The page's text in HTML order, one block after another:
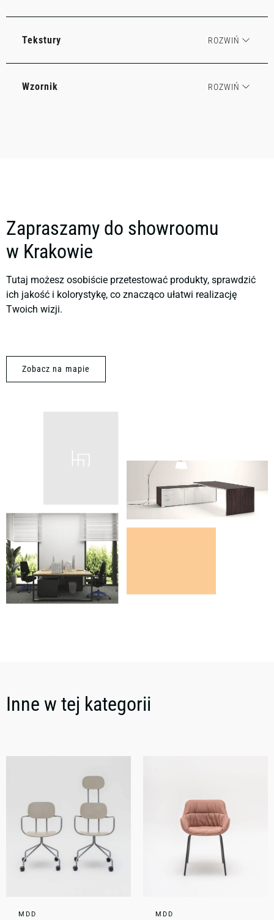
Tekstury
Wzornik
Zapraszamy do showroomu
w Krakowie
Tutaj możesz osobiście przetestować produkty, sprawdzić
ich jakość i kolorystykę, co znacząco ułatwi realizację
Twoich wizji.
Zobacz na mapie
Inne w tej kategorii
MDD MDD